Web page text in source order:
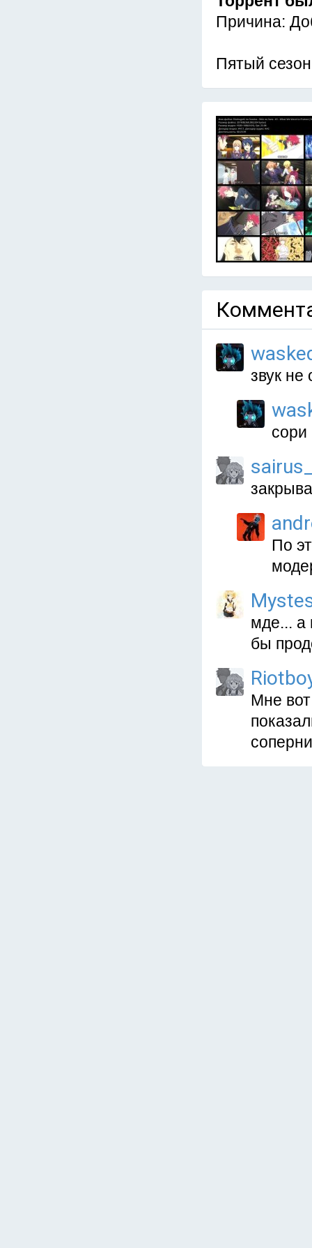
Причина:
Пятый
звук не
сори
По
мде... а
бы
Мне